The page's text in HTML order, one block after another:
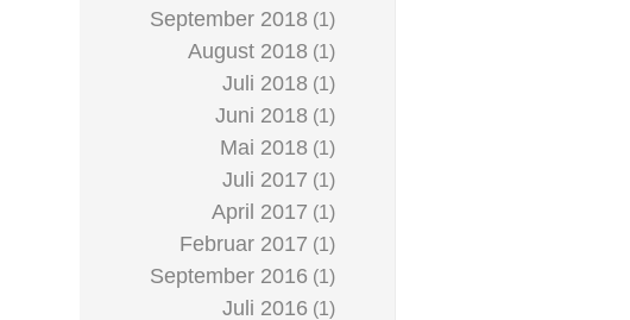
September 2018 (1)
August 2018 (1)
Juli 2018 (1)
Juni 2018 (1)
Mai 2018 (1)
Juli 2017 (1)
April 2017 (1)
Februar 2017 (1)
September 2016 (1)
Juli 2016 (1)